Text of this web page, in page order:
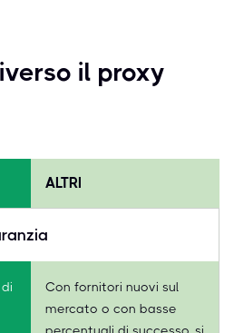
il proxy
ALTRI
Con fornitori nuovi sul
mercato o con basse
percentuali di successo, si